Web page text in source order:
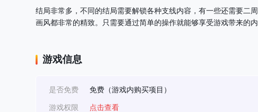
结局非常多，不同的结局需要解锁各种支线内容，有一些还需要二
画风都非常的精致。只需要通过简单的操作就能够享受游戏带来的
游戏信息
是否免费 免费（游戏内购买项目）
游戏权限 点击查看